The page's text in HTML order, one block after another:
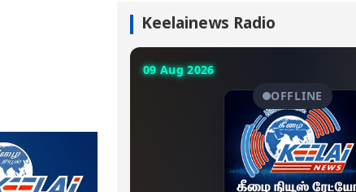
Keelainews Radio